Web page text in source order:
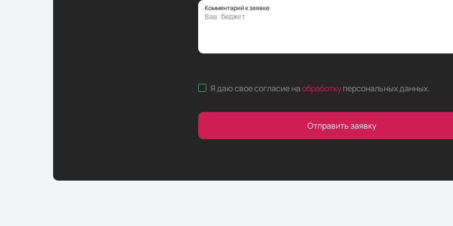
Комментарий к заявке
Я даю свое согласие наобработку персональных данных.
Отправить заявку